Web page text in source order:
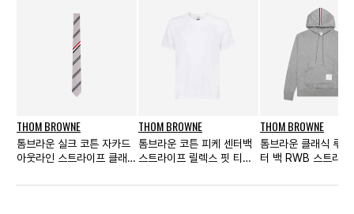
THOM BROWNE
톰브라운 실크 코튼 자카드
아웃라인 스트라이프 클래식
이
THOM BROWNE
톰브라운 코튼 피케 센터백
스트라이프 릴렉스 핏 티셔
THOM BROWNE
톰브라운 클래식 루
터 백 RWB 스트라이